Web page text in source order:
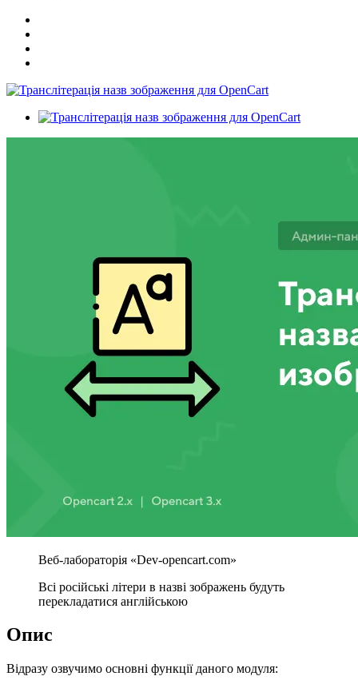
Всі російські літери в назві зображень будуть
перекладатися англійською
Опис
Відразу озвучимо основні функції даного модуля: